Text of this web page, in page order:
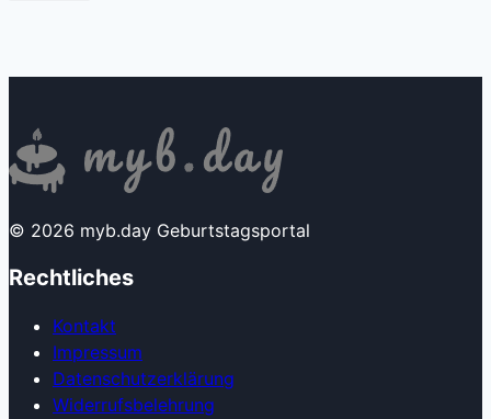
© 2026 myb.day Geburtstagsportal
Rechtliches
Kontakt
Impressum
Datenschutzerklärung
Widerrufsbelehrung